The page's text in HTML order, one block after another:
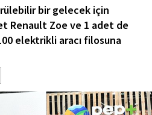
bir gelecek için
Renault Zoe ve 1 adet de
elektrikli aracı filosuna